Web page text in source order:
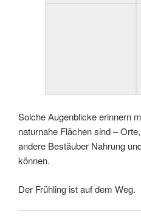
Solche Augenblicke erinnern
naturnahe Flächen sind –
andere Bestäuber Nahrung
können.
Der Frühling ist auf dem Weg.